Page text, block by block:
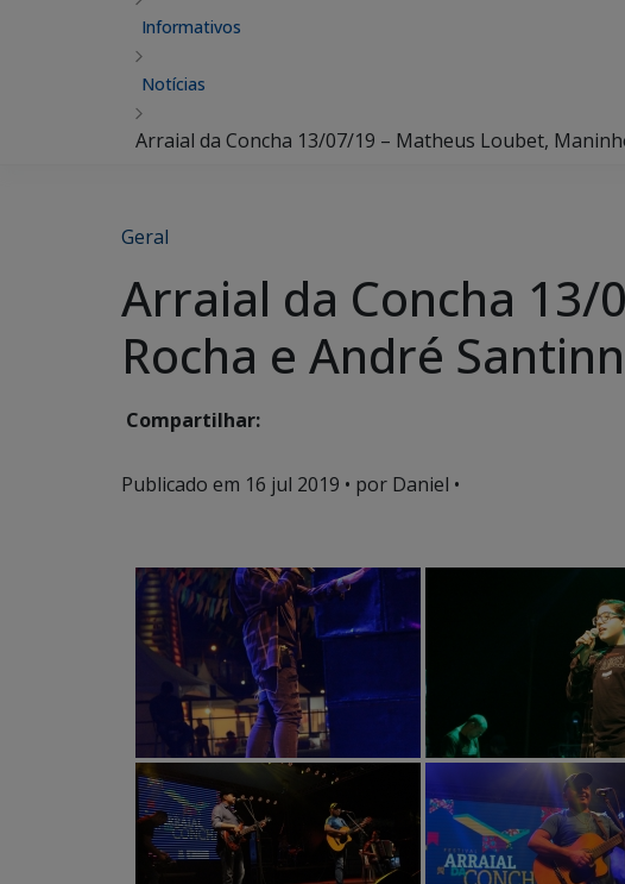
Informativos
Notícias
Arraial da Concha 13/07/19 – Matheus Loubet,
Geral
Arraial da Concha
Rocha e André
Compartilhar:
Publicado em 16 jul 2019 • por Daniel •